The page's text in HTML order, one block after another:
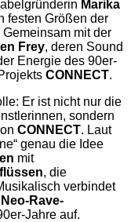
Marika
festen Größen der
Gemeinsam mit der
Frey, deren Sound
Energie des 90er-
CONNECT.
Er ist nicht nur die
sondern
CONNECT. Laut
genau die Idee
mit
, die
verbindet
Neo-Rave-
Jahre auf.